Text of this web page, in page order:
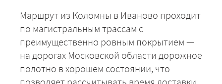
Маршрут из Коломны в Иваново проходит
по магистральным трассам с
преимущественно ровным покрытием —
на дорогах Московской области дорожное
полотно в хорошем состоянии, что